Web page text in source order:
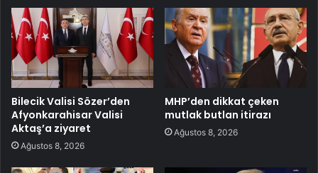
Bilecik Valisi Sözer’den
Afyonkarahisar Valisi
Aktaş’a ziyaret
Ağustos 8, 2026
MHP’den dikkat çeken
mutlak butlan itirazı
Ağustos 8, 2026